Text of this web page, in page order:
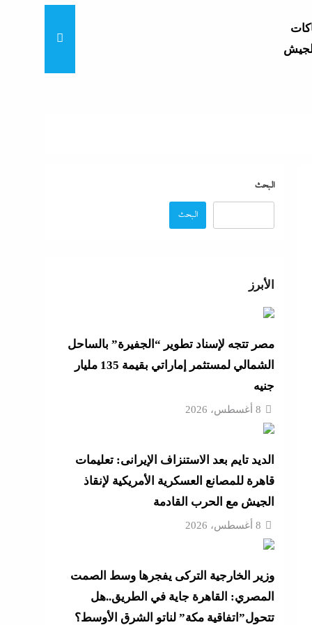
مع
مصر
البحث
البحث
الأبرز
مصر تتجه لإسناد تطوير “الجفيرة” بالساحل
الشمالي لمستثمر إماراتي بقيمة 135 مليار
جنيه
8 أغسطس، 2026
الديد تايم بعد الاستنزاف الإيرانى: تعليمات
قاهرة للمصانع العسكرية الأمريكية لإنقاذ
الجيش مع الحرب القادمة
8 أغسطس، 2026
وزير الخارجية التركى يفجرها وسط الصمت
المصري: القاهرة جاية في الطريق..هل
تتحول”اتفاقية مكة” لناتو الشرق الأوسط؟